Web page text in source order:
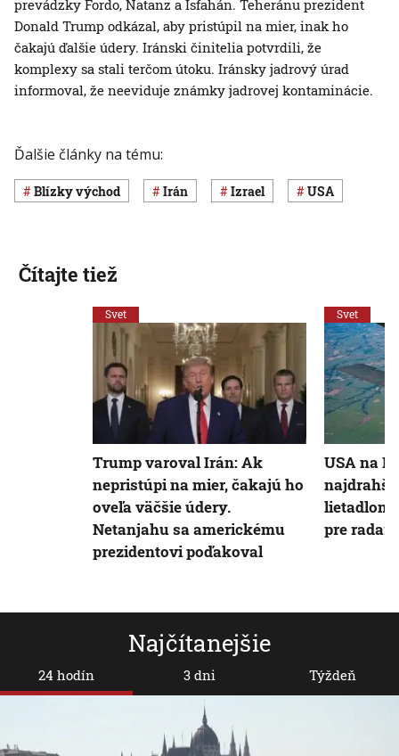
prevádzky Fordo, Natanz a Isfahán. Teheránu prezident
Donald Trump odkázal, aby pristúpil na mier, inak ho
čakajú ďalšie údery. Iránski činitelia potvrdili, že
komplexy sa stali terčom útoku. Iránsky jadrový úrad
informoval, že neeviduje známky jadrovej kontaminácie.
Ďalšie články na tému:
Blízky východ Irán Izrael USA
Najčítanejšie
24 hodín 3 dni Týždeň
Čítajte tiež
Svet
Trump varoval Irán: Ak
nepristúpi na mier, čakajú ho
oveľa väčšie údery.
Netanjahu sa americkému
prezidentovi poďakoval
Svet
USA na
lietadlom.
pre